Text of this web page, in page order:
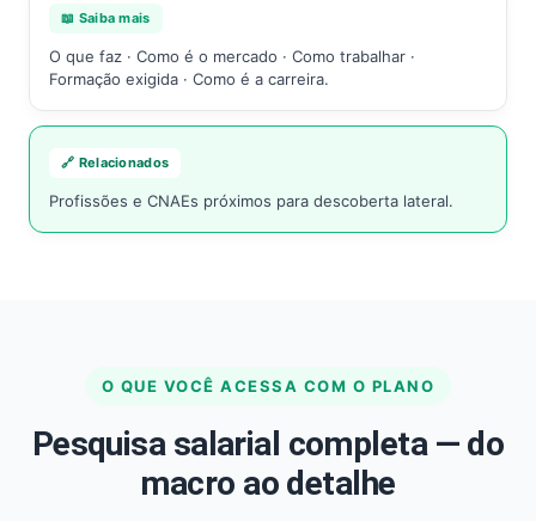
📖 Saiba mais
O que faz · Como é o mercado · Como trabalhar ·
Formação exigida · Como é a carreira.
🔗 Relacionados
Profissões e CNAEs próximos para descoberta lateral.
O QUE VOCÊ ACESSA COM O PLANO
Pesquisa salarial completa — do
macro ao detalhe